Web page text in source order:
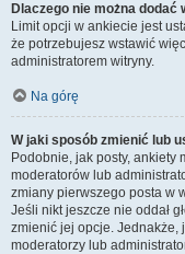
Dlaczego nie można
Limit opcji w ankiecie jest
że potrzebujesz wstawić
administratorem witryny.
Na górę
W jaki sposób zmienić lub
Podobnie, jak posty, ankiety
moderatorów lub
zmiany pierwszego posta w
Jeśli nikt jeszcze nie oddał
zmienić jej opcje. Jednakże,
moderatorzy lub